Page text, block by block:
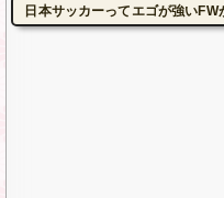
日本サッカーってエゴが強いFW